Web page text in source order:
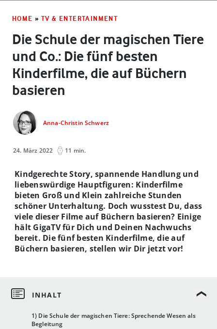
HOME » TV & ENTERTAINMENT
Die Schule der magischen Tiere
und Co.: Die fünf besten
Kinderfilme, die auf Büchern
basieren
Anna-Christin Schwerz
24. März 2022 11 min.
1) Die Schule der magischen Tiere: Sprechende Wesen als
Begleitung
Kindgerechte Story, spannende Handlung und
liebenswürdige Hauptfiguren: Kinderfilme
bieten Groß und Klein zahlreiche Stunden
schöner Unterhaltung. Doch wusstest Du, dass
viele dieser Filme auf Büchern basieren? Einige
hält GigaTV für Dich und Deinen Nachwuchs
bereit. Die fünf besten Kinderfilme, die auf
Büchern basieren, stellen wir Dir jetzt vor!